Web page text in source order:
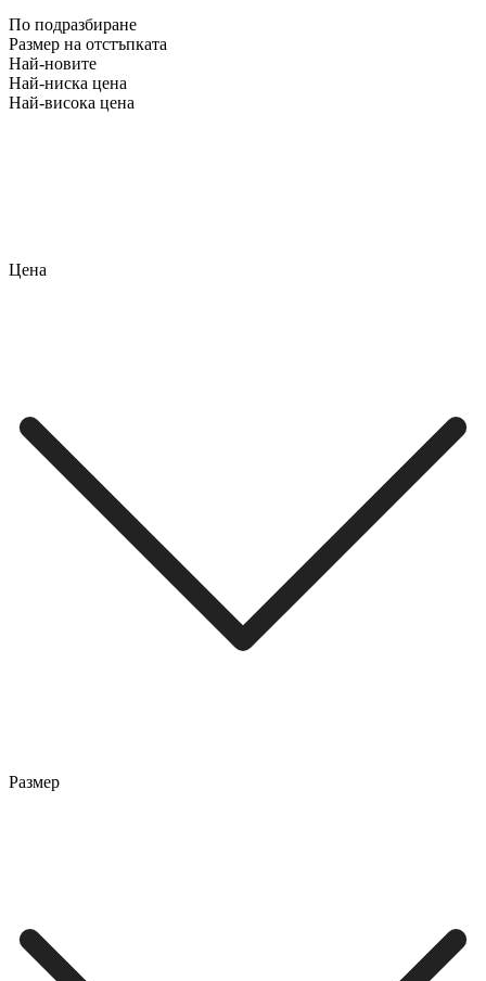
По подразбиране
Размер на отстъпката
Най-новите
Най-ниска цена
Най-висока цена
Цена
Размер